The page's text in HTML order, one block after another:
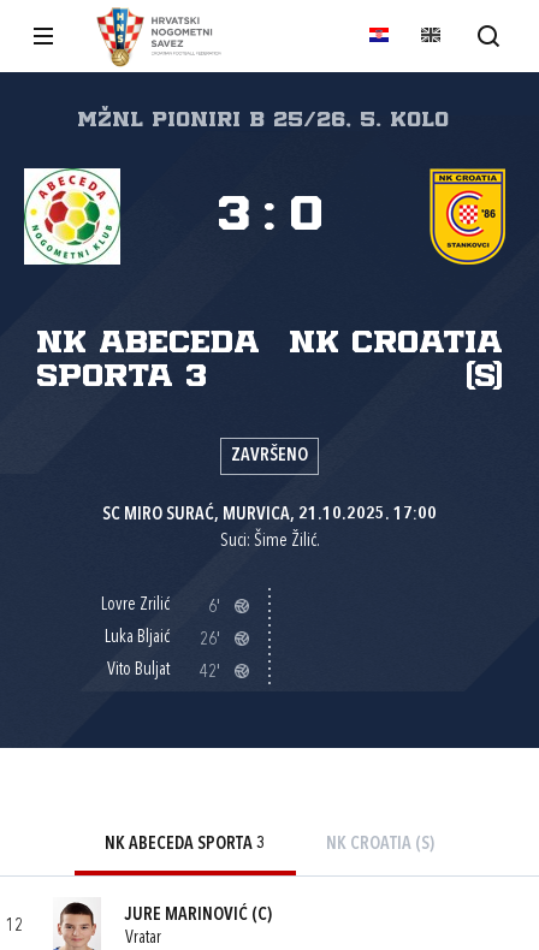
MŽNL PIONIRI B 25/26, 5. kolo
NK Abeceda
sporta 3
NK Croatia
(S)
3 : 0
ZAVRŠENO
SC MIRO SURAĆ, MURVICA, 21.10.2025. 17:00
Suci: Šime Žilić.
Lovre Zrilić
6'
Luka Bljaić
26'
Vito Buljat
42'
NK ABECEDA SPORTA 3 NK CROATIA (S)
12
JURE MARINOVIĆ (C)
Vratar